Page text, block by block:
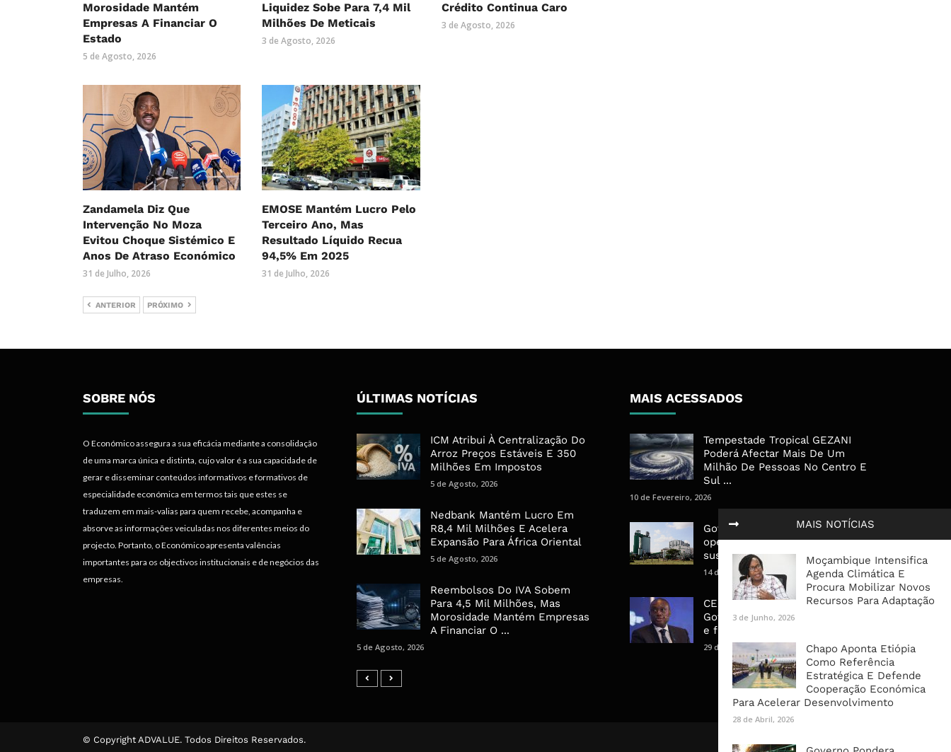
Morosidade Mantém
Empresas A Financiar O
Estado
5 de Agosto, 2026
Liquidez Sobe Para 7,4 Mil
Milhões De Meticais
3 de Agosto, 2026
Crédito Continua Caro
3 de Agosto, 2026
Zandamela Diz Que
Intervenção No Moza
Evitou Choque Sistémico E
Anos De Atraso Económico
31 de Julho, 2026
EMOSE Mantém Lucro Pelo
Terceiro Ano, Mas
Resultado Líquido Recua
94,5% Em 2025
31 de Julho, 2026
ANTERIOR PRÓXIMO
MAIS NOTÍCIAS
Moçambique Intensifica
Agenda Climática E
Procura Mobilizar Novos
Recursos Para Adaptação
3 de Junho, 2026
Chapo Aponta Etiópia
Como Referência
Estratégica E Defende
Cooperação Económica
Para Acelerar Desenvolvimento
28 de Abril, 2026
SOBRE NÓS
O Económico assegura a sua eficácia mediante a consolidação
de uma marca única e distinta, cujo valor é a sua capacidade de
gerar e disseminar conteúdos informativos e formativos de
especialidade económica em termos tais que estes se
traduzem em mais-valias para quem recebe, acompanha e
absorve as informações veiculadas nos diferentes meios do
projecto. Portanto, o Económico apresenta valências
importantes para os objectivos institucionais e de negócios das
empresas.
ÚLTIMAS NOTÍCIAS
ICM Atribui À Centralização Do
Arroz Preços Estáveis E 350
Milhões Em Impostos
5 de Agosto, 2026
Nedbank Mantém Lucro Em
R8,4 Mil Milhões E Acelera
Expansão Para África Oriental
5 de Agosto, 2026
Reembolsos Do IVA Sobem
Para 4,5 Mil Milhões, Mas
Morosidade Mantém Empresas
A Financiar O ...
5 de Agosto, 2026
MAIS ACESSADOS
Tempestade Tropical GEZANI
Poderá Afectar Mais De Um
Milhão De Pessoas No Centro E
Sul ...
10 de Fevereiro, 2026
Governo admite nova
operadora para a Mozal após
suspensão das operações
14 de Março, 2026
CEO do Standard Bank pede ao
Governo que “saia do caminho”
e facilite os negócios
29 de Janeiro, 2025
© Copyright ADVALUE. Todos Direitos Reservados.